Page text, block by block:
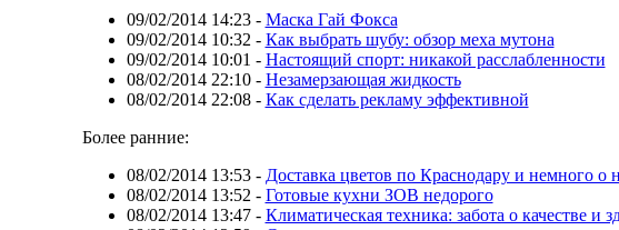
09/02/2014 14:23- Маска Гай Фокса
09/02/2014 10:32 - Как выбрать шубу: обзор меха мутона
09/02/2014 10:01 - Настоящий спорт: никакой расслабленности
08/02/2014 22:10- Незамерзающая жидкость
08/02/2014 22:08- Как сделать рекламу эффективной
Более ранние:
08/02/2014 13:53- Доставка цветов по Краснодару и немного о
08/02/2014 13:52 - Готовые кухни ЗОВ недорого
08/02/2014 13:47- Климатическая техника: забота о качестве и